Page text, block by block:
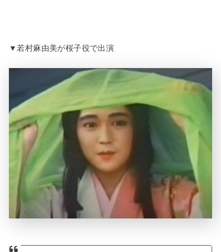
▼若村麻由美が桜子役で出演